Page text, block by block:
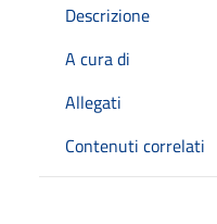
Descrizione
A cura di
Allegati
Contenuti correlati